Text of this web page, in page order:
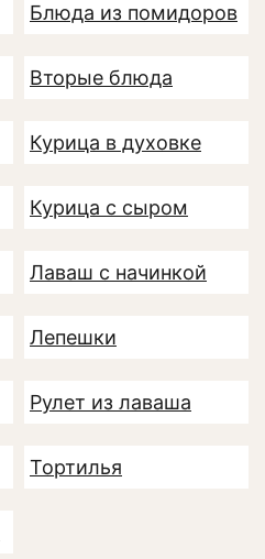
Блюда из помидоров
Вторые блюда
Курица в духовке
Курица с сыром
Лаваш с начинкой
Лепешки
Рулет из лаваша
Тортилья